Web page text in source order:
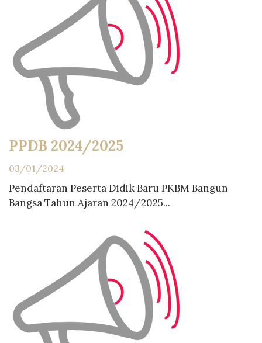
PPDB 2024/2025
03/01/2024
Pendaftaran Peserta Didik Baru PKBM Bangun
Bangsa Tahun Ajaran 2024/2025...